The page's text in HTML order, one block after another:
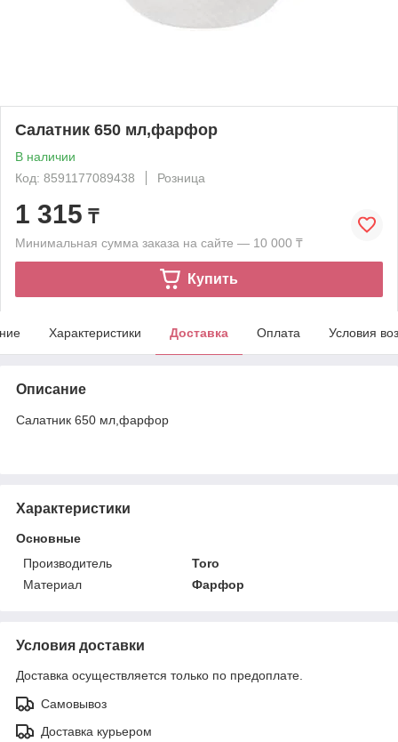
Салатник 650 мл,фарфор
В наличии
Код: 8591177089438
Розница
1 315 ₸
Минимальная сумма заказа на сайте — 10 000 ₸
Купить
Характеристики Доставка Оплата Условия
Описание
Салатник 650 мл,фарфор
Характеристики
Основные
Производитель
Toro
Материал
Фарфор
Условия доставки
Доставка осуществляется только по предоплате.
Самовывоз
Доставка курьером